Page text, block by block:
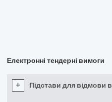
Електронні тендерні вимоги
+ Підстави для відмови в